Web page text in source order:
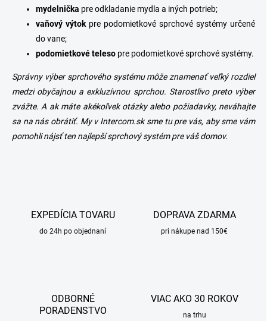
mydelnička pre odkladanie mydla a iných potrieb;
vaňový výtok pre podomietkové sprchové systémy určené
do vane;
podomietkovételeso pre podomietkové sprchové systémy.
Správny výber sprchového systému môže znamenať veľký rozdiel
medzi obyčajnou a exkluzívnou sprchou. Starostlivo preto výber
zvážte. A ak máte akékoľvek otázky alebo požiadavky, neváhajte
sa na nás obrátiť. My vIntercom.sksme tu pre vás, aby sme vám
pomohli nájsť ten najlepší sprchový systém pre váš domov.
EXPEDÍCIA TOVARU
do 24h po objednaní
DOPRAVA ZDARMA
pri nákupe nad 150€
ODBORNÉ
PORADENSTVO
VIAC AKO 30 ROKOV
na trhu